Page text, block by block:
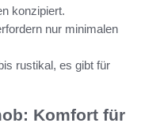
konzipiert.
nur minimalen
rustikal, es gibt für
Komfort für